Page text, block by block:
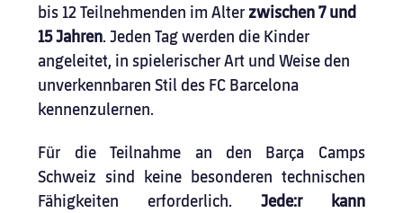
bis 12 Teilnehmenden im Alter zwischen 7 und
15 Jahren. Jeden Tag werden die Kinder
angeleitet, in spielerischer Art und Weise den
unverkennbaren Stil des FC Barcelona
kennenzulernen.
Für die Teilnahme an den Barça Camps
Schweiz sind keine besonderen technischen
Fähigkeiten erforderlich. Jede:r kann